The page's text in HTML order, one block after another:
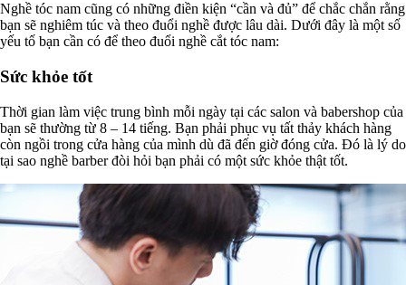
Nghề tóc nam cũng có những điền kiện “cần và đủ” để chắc chắn rằng
bạn sẽ nghiêm túc và theo đuổi nghề được lâu dài. Dưới đây là một số
yếu tố bạn cần có để theo đuổi nghề cắt tóc nam:
Sức khỏe tốt
Thời gian làm việc trung bình mỗi ngày tại các salon và babershop của
bạn sẽ thường từ 8 – 14 tiếng. Bạn phải phục vụ tất thảy khách hàng
còn ngồi trong cửa hàng của mình dù đã đến giờ đóng cửa. Đó là lý do
tại sao nghề barber đòi hỏi bạn phải có một sức khỏe thật tốt.